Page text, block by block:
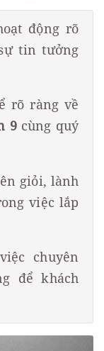
động rõ
tin tưởng
rõ ràng về
9cùng quý
giỏi, lành
việc lắp
chuyên
để khách